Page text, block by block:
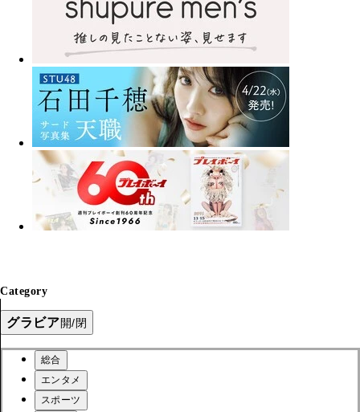
Category
グラビア開/閉
総合
エンタメ
スポーツ